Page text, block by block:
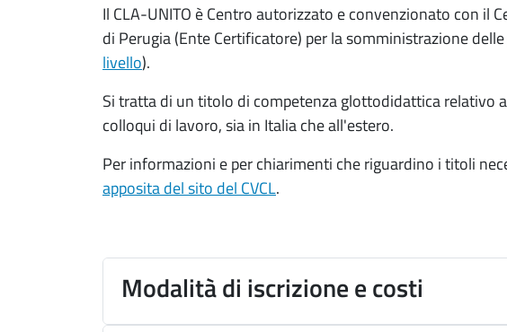
Il CLA-UNITO è Centro autorizzato e convenzionato con il
di Perugia (Ente Certificatore) per la somministrazione
livello).
Si tratta di un titolo di competenza glottodidattica relativo
colloqui di lavoro, sia in Italia che all'estero.
Per informazioni e per chiarimenti che riguardino i titoli
apposita del sito del CVCL.
Modalità di iscrizione e costi